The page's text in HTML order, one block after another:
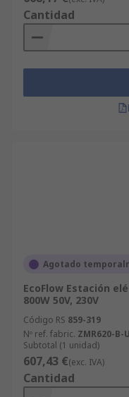
Cantidad
Agotado
EcoFlow Estación
800W 50V, 230V
Código RS 859-319
Nº ref. fabric. ZMR620-B-
Subtotal (1 unidad)
607,43 €(exc. IVA)
Cantidad